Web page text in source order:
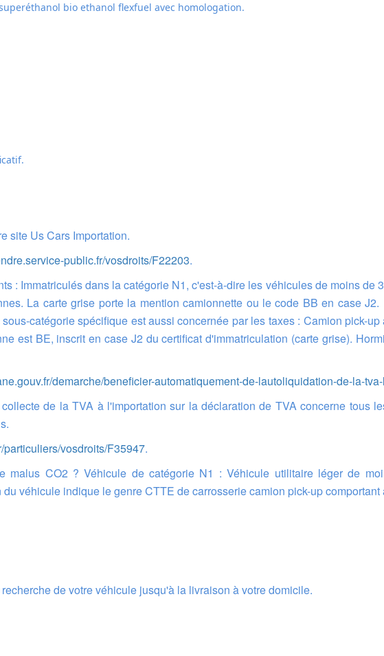
bio ethanol flexfuel avec homologation.
site Us Cars Importation.
public.fr/vosdroits/F22203.
La carte grise porte la mention camionnette ou le code BB en case
catégorie spécifique est aussi concernée par les taxes : Camion pick-
est BE, inscrit en case J2 du certificat d'immatriculation (carte grise).
demarche/beneficier-automatiquement-de-lautoliquidation-de-la-
vosdroits/F35947.
véhicule indique le genre CTTE de carrosserie camion pick-up
recherche de votre véhicule jusqu'à la livraison à votre domicile.